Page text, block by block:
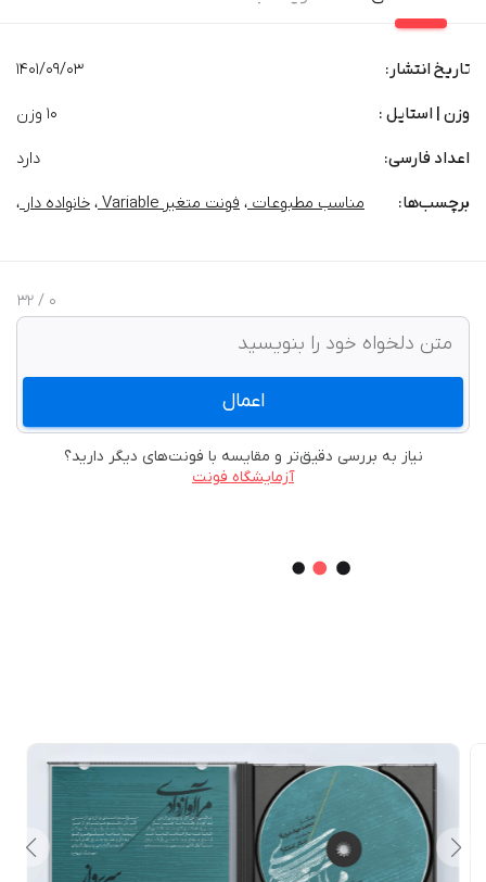
تاریخ انتشار: 1401/09/03
وزن | استایل : 10 وزن
اعداد فارسی: دارد
برچسب‌‌ها: مناسب مطبوعات ، فونت متغیر Variable ، خانواده دار ،
0
/ 32
اعمال
نیاز به بررسی دقیق‌تر و مقایسه با فونت‌های دیگر دارید؟
آزمایشگاه فونت